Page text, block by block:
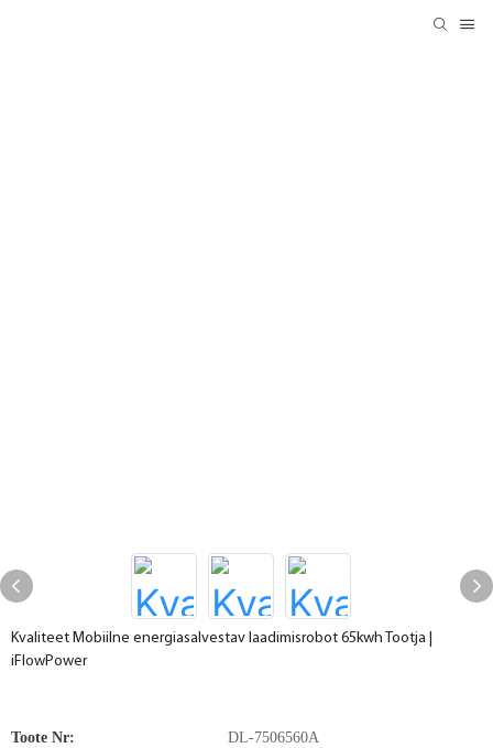
Kvaliteet Mobiilne energiasalvestav laadimisrobot 65kwh Tootja |
iFlowPower
Toote Nr: DL-7506560A